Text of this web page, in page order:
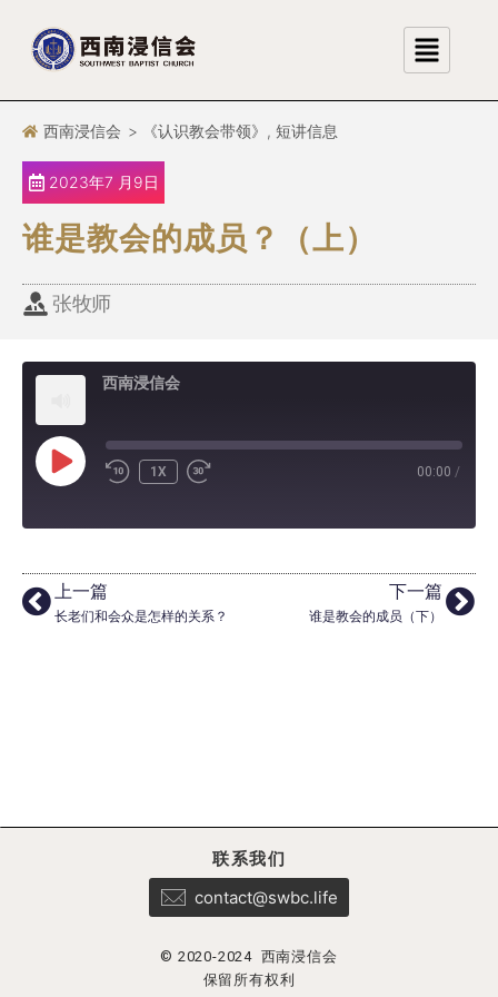
跳
至
西南浸信会 > 《认识教会带领》 , 短讲信息
2023年7 月9日
谁是教会的成员？（上）
张牧师
西南浸信会
1X 00:00 /
上一篇
长老们和会众是怎样的关系？
下一篇
谁是教会的成员（下）
联系我们
contact@swbc.life
© 2020-2024 西南浸信会
保留所有权利